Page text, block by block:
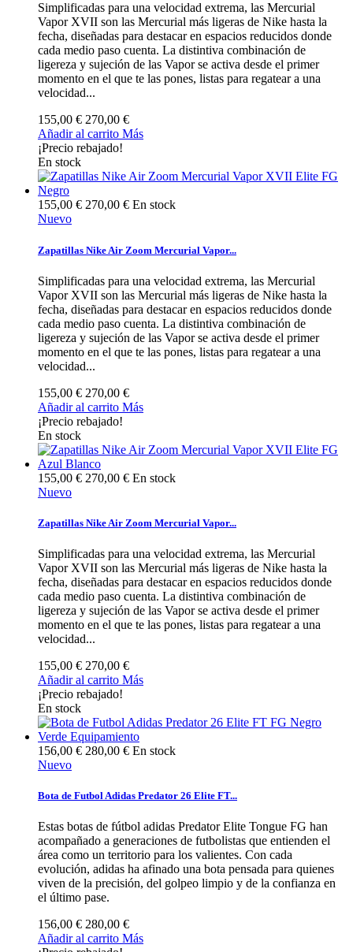
Simplificadas para una velocidad extrema, las Mercurial
Vapor XVII son las Mercurial más ligeras de Nike hasta la
fecha, diseñadas para destacar en espacios reducidos donde
cada medio paso cuenta. La distintiva combinación de
ligereza y sujeción de las Vapor se activa desde el primer
momento en el que te las pones, listas para regatear a una
velocidad...
155,00 € 270,00 €
Añadir al carrito Más
¡Precio rebajado!
En stock
155,00 € 270,00 € En stock
Nuevo
Zapatillas Nike Air Zoom Mercurial Vapor...
Simplificadas para una velocidad extrema, las Mercurial
Vapor XVII son las Mercurial más ligeras de Nike hasta la
fecha, diseñadas para destacar en espacios reducidos donde
cada medio paso cuenta. La distintiva combinación de
ligereza y sujeción de las Vapor se activa desde el primer
momento en el que te las pones, listas para regatear a una
velocidad...
155,00 € 270,00 €
Añadir al carrito Más
¡Precio rebajado!
En stock
155,00 € 270,00 € En stock
Nuevo
Zapatillas Nike Air Zoom Mercurial Vapor...
Simplificadas para una velocidad extrema, las Mercurial
Vapor XVII son las Mercurial más ligeras de Nike hasta la
fecha, diseñadas para destacar en espacios reducidos donde
cada medio paso cuenta. La distintiva combinación de
ligereza y sujeción de las Vapor se activa desde el primer
momento en el que te las pones, listas para regatear a una
velocidad...
155,00 € 270,00 €
Añadir al carrito Más
¡Precio rebajado!
En stock
156,00 € 280,00 € En stock
Nuevo
Bota de Futbol Adidas Predator 26 Elite FT...
Estas botas de fútbol adidas Predator Elite Tongue FG han
acompañado a generaciones de futbolistas que entienden el
área como un territorio para los valientes. Con cada
evolución, adidas ha afinado una bota pensada para quienes
viven de la precisión, del golpeo limpio y de la confianza en
el último pase.
156,00 € 280,00 €
Añadir al carrito Más